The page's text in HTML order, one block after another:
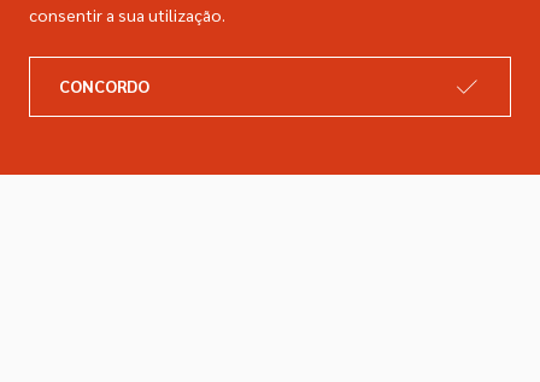
Catálogo
consentir a sua utilização.
CONCORDO